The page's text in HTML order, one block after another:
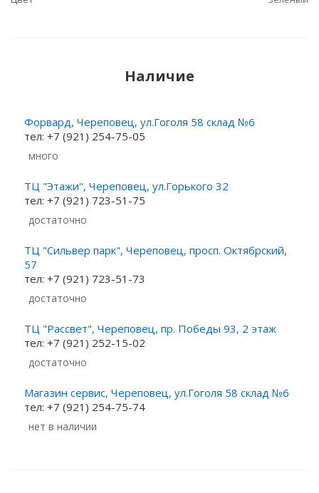
Наличие
Форвард, Череповец, ул.Гоголя 58 склад №6
тел: +7 (921) 254-75-05
Много
ТЦ "Этажи", Череповец, ул.Горького 32
тел: +7 (921) 723-51-75
Достаточно
ТЦ "Сильвер парк", Череповец, просп. Октябрский,
57
тел: +7 (921) 723-51-73
Достаточно
ТЦ "Рассвет", Череповец, пр. Победы 93, 2 этаж
тел: +7 (921) 252-15-02
Достаточно
Магазин сервис, Череповец, ул.Гоголя 58 склад №6
тел: +7 (921) 254-75-74
Нет в наличии